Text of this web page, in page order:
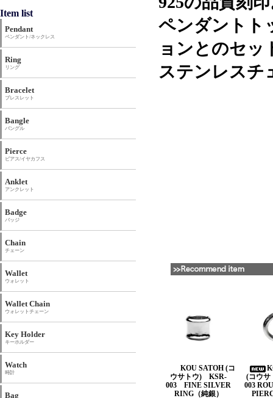
ペンダントト
ョンとのセッ
ステンレスチ
KOU SATOH (コ
ウサトウ) KSR-
003 FINE SILVER
RING（純銀）
(コウ
003
Item list
Pendant
ペンダント/ネックレス
Ring
リング
Bracelet
ブレスレット
Bangle
バングル
Pierce
ピアス/イヤカフス
Anklet
アンクレット
Badge
バッジ
Chain
チェーン
Wallet
ウォレット
Wallet Chain
ウォレットチェーン
Key Holder
キーホルダー
Watch
時計
Bag